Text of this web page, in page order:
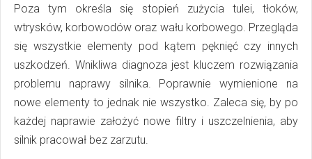
Poza tym określa się stopień zużycia tulei, tłoków,
wtrysków, korbowodów oraz wału korbowego. Przegląda
się wszystkie elementy pod kątem pęknięć czy innych
uszkodzeń. Wnikliwa diagnoza jest kluczem rozwiązania
problemu naprawy silnika. Poprawnie wymienione na
nowe elementy to jednak nie wszystko. Zaleca się, by po
każdej naprawie założyć nowe filtry i uszczelnienia, aby
silnik pracował bez zarzutu.